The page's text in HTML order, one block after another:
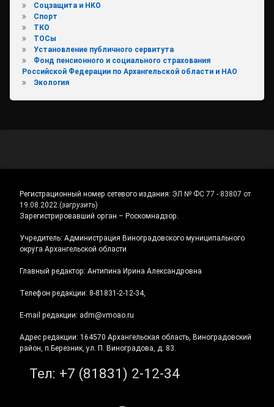
Соцзащита и НКО
Спорт
ТКО
ТОСы
Установление публичного сервитута
Фонд пенсионного и социального страхования
Российской Федерации по Архангельской области и НАО
Экология
Регистрационный номер сетевого издания: ЭЛ № ФС 77 - 83807 от
19.08.2022.(загрузить)
Зарегистрировавший орган – Роскомнадзор.
Учредитель: Администрация Виноградовского муниципального
округа Архангельской области
Главный редактор: Антипина Ирина Александровна
Телефон редакции: 8-81831-2-12-34,
E-mail редакции: adm@vmoao.ru
Адрес редакции: 164570 Архангельская область, Виноградовский
район, п.Березник, ул. П. Виноградова, д. 83.
Тел: +7 (81831) 2-12-34